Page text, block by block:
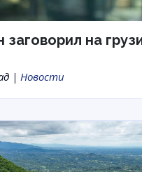
заговорил на
| Новости